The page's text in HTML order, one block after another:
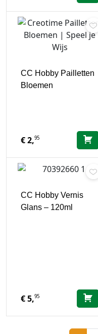
CC Hobby Pailletten
Bloemen
€2,95
CC Hobby Vernis
Glans – 120ml
€5,95